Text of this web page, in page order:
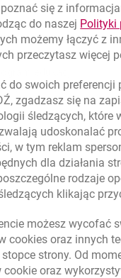
edukacji
i
banku we
się z
do naszej
możemy łączyć z
przeczytasz więcej
do swoich
zgadzasz się na
śledzących,
udoskonalać
w tym reklam
dla działania
rodzaje
klikając
możesz wycofać
cookies oraz innych
strony. Od
cookie oraz